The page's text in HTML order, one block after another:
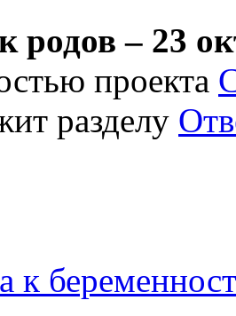
родов – 23
проекта
разделу
к